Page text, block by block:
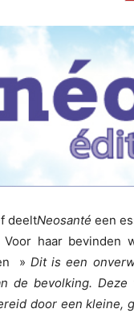
deeltNeosanté een
Voor haar
»Dit is een
de bevolking.
door een kleine,